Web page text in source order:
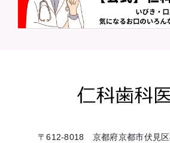
〒612-8018 京都府京都市伏見